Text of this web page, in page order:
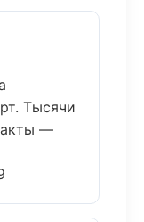
Тысячи
—